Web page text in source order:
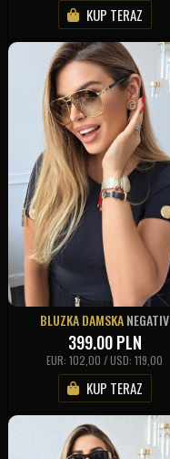
KUP TERAZ
BLUZKA DAMSKANEGATIV
399.00PLN
EUR: 102,00 / USD: 119,00
KUP TERAZ